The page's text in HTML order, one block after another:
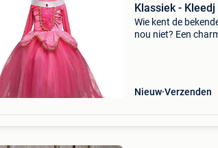
Klassiek - Kleedj
Wie kent de
nou niet? Een
Nieuw Verzenden